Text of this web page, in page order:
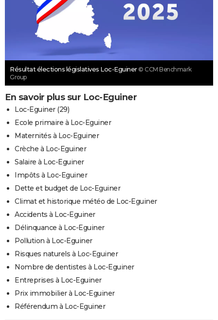
Résultat élections législatives Loc-Eguiner © CCM Benchmark
Group
En savoir plus sur Loc-Eguiner
Loc-Eguiner (29)
Ecole primaire à Loc-Eguiner
Maternités à Loc-Eguiner
Crèche à Loc-Eguiner
Salaire à Loc-Eguiner
Impôts à Loc-Eguiner
Dette et budget de Loc-Eguiner
Climat et historique météo de Loc-Eguiner
Accidents à Loc-Eguiner
Délinquance à Loc-Eguiner
Pollution à Loc-Eguiner
Risques naturels à Loc-Eguiner
Nombre de dentistes à Loc-Eguiner
Entreprises à Loc-Eguiner
Prix immobilier à Loc-Eguiner
Référendum à Loc-Eguiner